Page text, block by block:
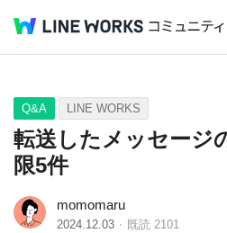
Q&A Tips Ideas
Q&A LINE WORKS
転送したメッセージ
限5件
momomaru
2024.12.03 既読 2101